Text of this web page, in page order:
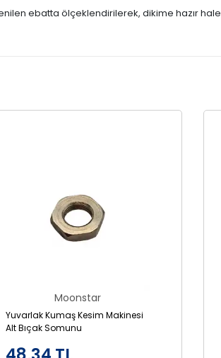
ebatta ölçeklendirilerek, dikime hazır
Moonstar
Yuvarlak Kumaş Kesim Makinesi
Alt Bıçak Somunu